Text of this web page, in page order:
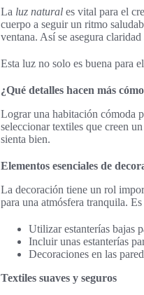
La luz natural es vital para el
cuerpo a seguir un ritmo
ventana. Así se asegura
Esta luz no solo es buena para
¿Qué detalles hacen más
Lograr una habitación cómoda
seleccionar textiles que creen
sienta bien.
Elementos esenciales de
La decoración tiene un rol
para una atmósfera tranquila.
Utilizar estanterías bajas
Incluir unas estanterías
Decoraciones en las
Textiles suaves y seguros